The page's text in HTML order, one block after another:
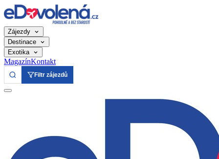
Zájezdy
Destinace
Exotika
MagazínKontakt
Filtr zájezdů